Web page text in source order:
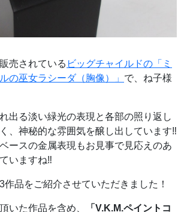
売されている ビッグチャイルドの「ミ
の巫女ラシーダ（胸像）」 で、ね子様
出る淡い緑光の表現と各部の照り返し
、神秘的な雰囲気を醸し出しています‼
ースの金属表現もお見事で見応えのあ
いますね‼
作品をご紹介させていただきました！
いた作品を含め、
「V.K.M.ペイントコ